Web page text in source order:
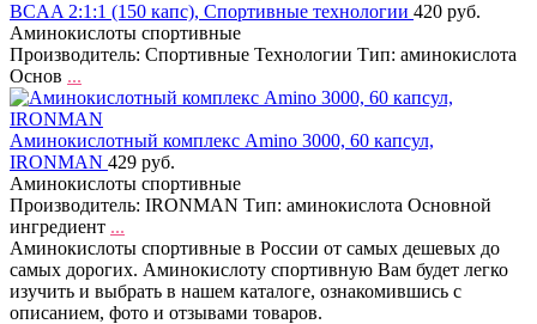
BCAA 2:1:1 (150 капс), Спортивные технологии 420 руб.
Аминокислоты спортивные
Производитель: Спортивные Технологии Тип: аминокислота
Основ ...
Аминокислотный комплекс Amino 3000, 60 капсул,
IRONMAN 429 руб.
Аминокислоты спортивные
Производитель: IRONMAN Тип: аминокислота Основной
ингредиент ...
Аминокислоты спортивные в России от самых дешевых до
самых дорогих. Аминокислоту спортивную Вам будет легко
изучить и выбрать в нашем каталоге, ознакомившись с
описанием, фото и отзывами товаров.